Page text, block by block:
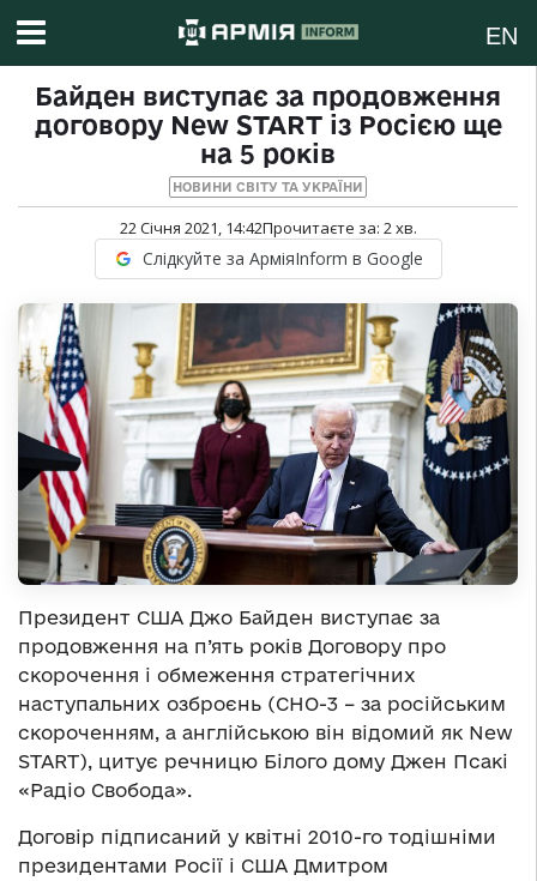
EN
Байден виступає за продовження
договору New START із Росією ще
на 5 років
НОВИНИ СВІТУ ТА УКРАЇНИ
22 Січня 2021, 14:42Прочитаєте за: 2хв.
Слідкуйте за АрміяInform в Google
Президент США Джо Байден виступає за
продовження на п’ять років Договору про
скорочення і обмеження стратегічних
наступальних озброєнь (СНО-3 – за російським
скороченням, а англійською він відомий як New
START), цитує речницю Білого дому Джен Псакі
«Радіо Свобода».
Договір підписаний у квітні 2010-го тодішніми
президентами Росії і США Дмитром